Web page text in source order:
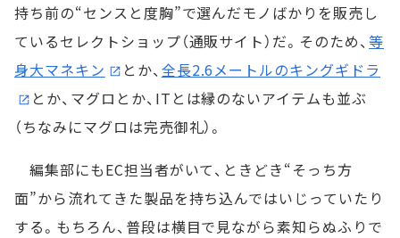
持ち前の“センスと度胸”で選んだモノばかりを販売し
ているセレクトショップ（通販サイト）だ。そのため、 等
身大マネキン
とか、 全長2.6メートルのキングギドラ
とか、マグロとか、ITとは縁のないアイテムも並ぶ
（ちなみにマグロは完売御礼）。
編集部にもEC担当者がいて、ときどき“そっち方
面”から流れてきた製品を持ち込んではいじっていたり
する。もちろん、普段は横目で見ながら素知らぬふりで